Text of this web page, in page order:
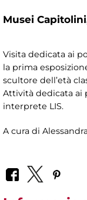
Musei
Visita dedicata ai
la prima
scultore dell’età
Attività dedicata ai
interprete LIS.
A cura di